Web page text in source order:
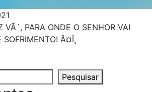
VÃ´, PARA ONDE O SENHOR VAI
Â¤Ï¸
Pesquisar